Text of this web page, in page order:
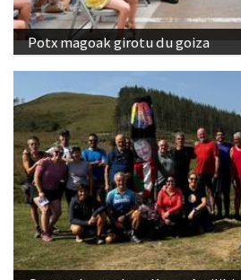
Potx magoak girotu du goiza